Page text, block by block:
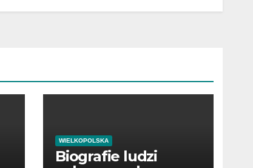
WIELKOPOLSKA
Biografie ludzi